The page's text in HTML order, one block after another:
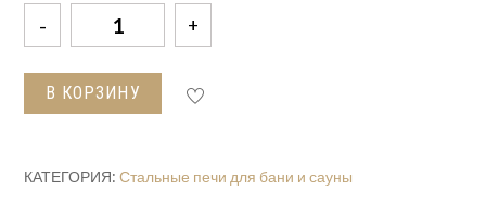
Количество
товара
Печь
Везувий
В КОРЗИНУ
КАТЕГОРИЯ:Стальные печи для бани и сауны